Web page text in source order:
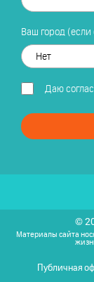
Ваш город (если
Даю
©
Материалы сайта
Публичная